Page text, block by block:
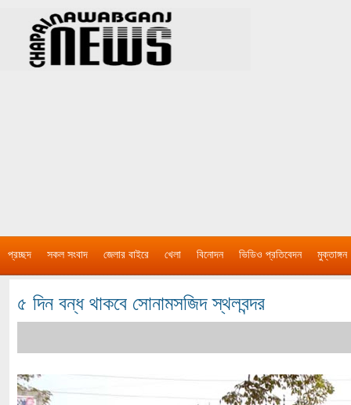
প্রচ্ছদ সকল সংবাদ জেলার বাইরে খেলা বিনোদন ভিডিও প্রতিবেদন মুক্তাঙ্গন
৫ দিন বন্ধ থাকবে সোনামসজিদ স্থলবন্দর